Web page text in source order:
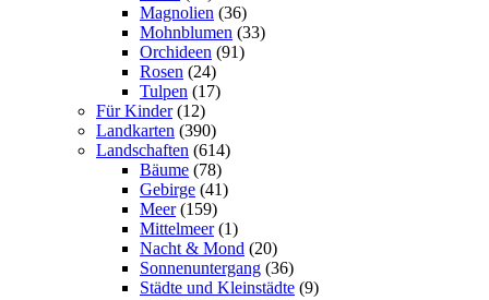
Magnolien (36)
Mohnblumen (33)
Orchideen (91)
Rosen (24)
Tulpen (17)
Für Kinder (12)
Landkarten (390)
Landschaften (614)
Bäume (78)
Gebirge (41)
Meer (159)
Mittelmeer (1)
Nacht & Mond (20)
Sonnenuntergang (36)
Städte und Kleinstädte (9)